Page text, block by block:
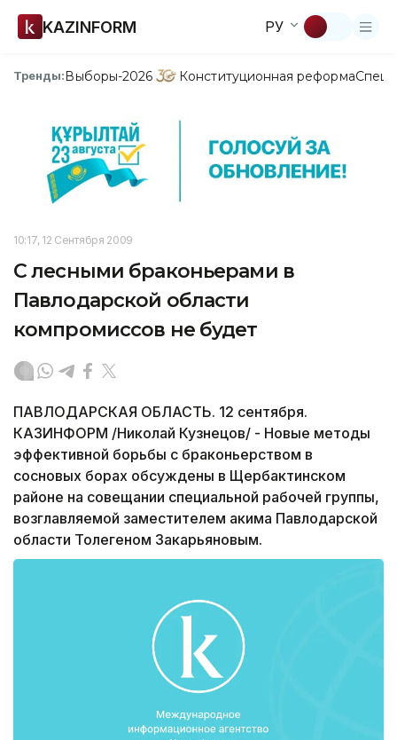
KAZINFORM РУ
Тренды:Выборы-2026 Конституционная реформа
10:17, 12 Сентября 2009
С лесными браконьерами в
Павлодарской области
компромиссов не будет
ПАВЛОДАРСКАЯ ОБЛАСТЬ. 12 сентября.
КАЗИНФОРМ /Николай Кузнецов/ - Новые методы
эффективной борьбы с браконьерством в
сосновых борах обсуждены в Щербактинском
районе на совещании специальной рабочей группы,
возглавляемой заместителем акима Павлодарской
области Толегеном Закарьяновым.